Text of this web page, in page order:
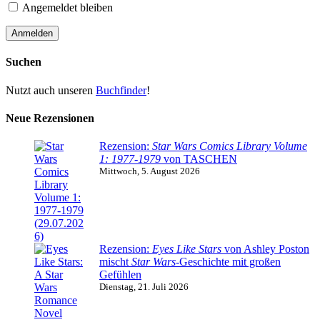
Angemeldet bleiben
Suchen
Nutzt auch unseren Buchfinder!
Neue Rezensionen
Rezension: Star Wars Comics Library Volume
1: 1977-1979 von TASCHEN
Mittwoch, 5. August 2026
Rezension: Eyes Like Stars von Ashley Poston
mischt Star Wars-Geschichte mit großen
Gefühlen
Dienstag, 21. Juli 2026